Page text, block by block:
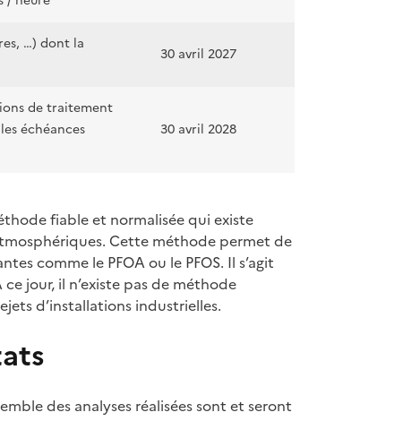
…) dont la
30 avril 2027
de traitement
échéances
30 avril 2028
fiable et normalisée qui existe
Cette méthode permet de
comme le PFOA ou le PFOS. Il s’agit
jour, il n’existe pas de méthode
d’installations industrielles.
des analyses réalisées sont et seront